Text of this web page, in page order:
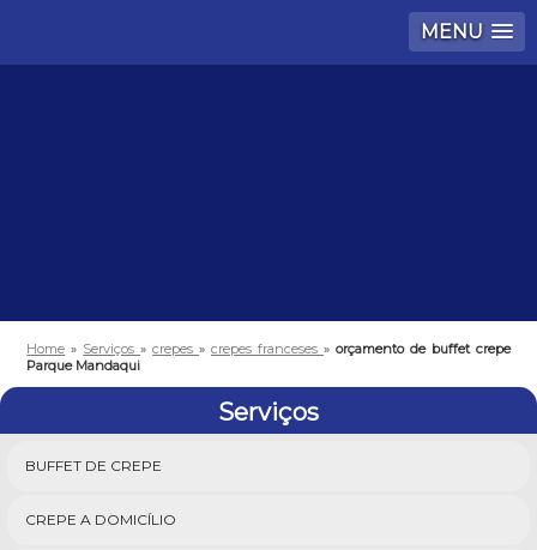
MENU
Home » Serviços»crepes»crepes franceses » orçamento de buffet crepe
Parque Mandaqui
Serviços
BUFFET DE CREPE
CREPE A DOMICÍLIO